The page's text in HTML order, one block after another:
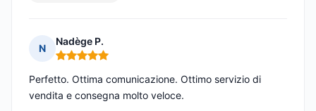
N
Nadège P.
Nota: 5 su 5
Perfetto. Ottima comunicazione. Ottimo servizio di
vendita e consegna molto veloce.